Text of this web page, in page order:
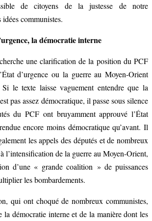
de citoyens de la justesse de notre
communistes.
la démocratie interne
une clarification de la position du PCF
d’urgence ou la guerre au Moyen-Orient
le texte laisse vaguement entendre que la
pas assez démocratique, il passe sous silence
du PCF ont bruyamment approuvé l’État
encore moins démocratique qu’avant. Il
les appels des députés et de nombreux
l’intensification de la guerre au Moyen-Orient,
d’une « grande coalition » de puissances
les bombardements.
qui ont choqué de nombreux communistes,
la démocratie interne et de la manière dont les